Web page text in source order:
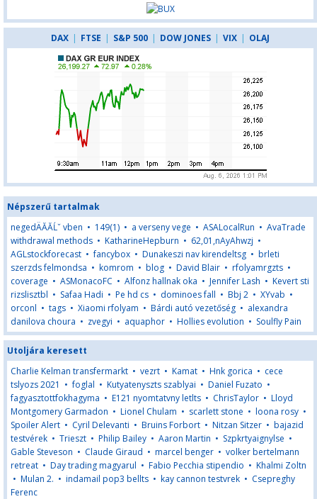
DAX | FTSE | S&P 500 | DOW JONES | VIX | OLAJ
Népszerű tartalmak
negedÄĂĂĹˇ vben • 149(1) • a verseny vege • ASALocalRun • AvaTrade
withdrawal methods • KatharineHepburn • 62,01,nAyAhwzj •
AGLstockforecast •fancybox • Dunakeszi nav kirendeltsg • brleti
szerzds felmondsa • komrom • blog • David Blair • rfolyamrgzts •
coverage • ASMonacoFC • Alfonz hallnak oka • Jennifer Lash • Kevert sti
rizslisztbl • Safaa Hadi • Pe hd cs • dominoes fall • Bbj 2 • XYvab •
orconl • tags • Xiaomi rfolyam • Bárdi autó vezetőség • alexandra
danilova choura • zvegyi • aquaphor • Hollies evolution • Soulfly Pain
Utoljára keresett
Charlie Kelman transfermarkt • vezrt • Kamat • Hnk gorica • cece
tslyozs 2021 •foglal • Kutyatenyszts szablyai • Daniel Fuzato •
fagyasztottfokhagyma • E121 nyomtatvny letlts • ChrisTaylor • Lloyd
Montgomery Garmadon • Lionel Chulam • scarlett stone • loona rosy •
Spoiler Alert • Cyril Delevanti • Bruins Forbort • Nitzan Sitzer • bajazid
testvérek • Trieszt • Philip Bailey • Aaron Martin • Szpkrtyaignylse •
Gable Steveson • Claude Giraud • marcel benger • volker bertelmann
retreat • Day trading magyarul • Fabio Pecchia stipendio • Khalmi Zoltn
• Mulan 2. • indamail pop3 bellts • kay cannon testvrek • Csepreghy
Ferenc